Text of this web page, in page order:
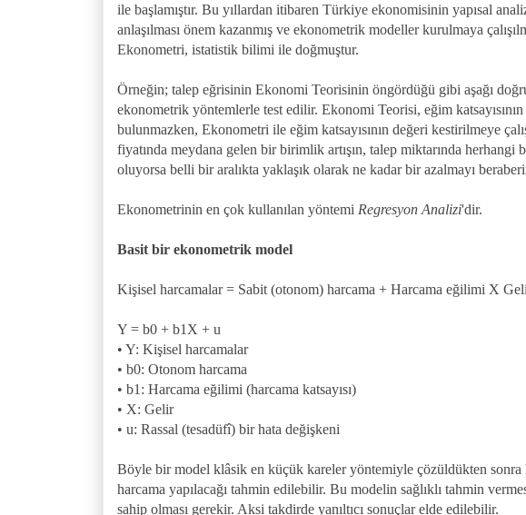
ile başlamıştır. Bu yıllardan itibaren Türkiye ekonomisinin yapısal
anlaşılması önem kazanmış ve ekonometrik modeller kurulmaya
Ekonometri, istatistik bilimi ile doğmuştur.
Örneğin; talep eğrisinin Ekonomi Teorisinin öngördüğü gibi aşağı
ekonometrik yöntemlerle test edilir. Ekonomi Teorisi, eğim
bulunmazken, Ekonometri ile eğim katsayısının değeri kestirilmeye
fiyatında meydana gelen bir birimlik artışın, talep miktarında herhangi
oluyorsa belli bir aralıkta yaklaşık olarak ne kadar bir azalmayı
Ekonometrinin en çok kullanılan yöntemi Regresyon Analizi'dir.
Basit bir ekonometrik model
Kişisel harcamalar = Sabit (otonom) harcama + Harcama eğilimi X
Y = b0 + b1X + u
• Y: Kişisel harcamalar
• b0: Otonom harcama
• b1: Harcama eğilimi (harcama katsayısı)
• X: Gelir
• u: Rassal (tesadüfî) bir hata değişkeni
Böyle bir model klâsik en küçük kareler yöntemiyle çözüldükten sonra
harcama yapılacağı tahmin edilebilir. Bu modelin sağlıklı tahmin
sahip olması gerekir. Aksi takdirde yanıltıcı sonuçlar elde edilebilir.